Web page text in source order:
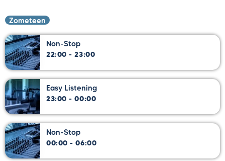
Zometeen
Non-Stop
22:00 - 23:00
Easy Listening
23:00 - 00:00
Non-Stop
00:00 - 06:00